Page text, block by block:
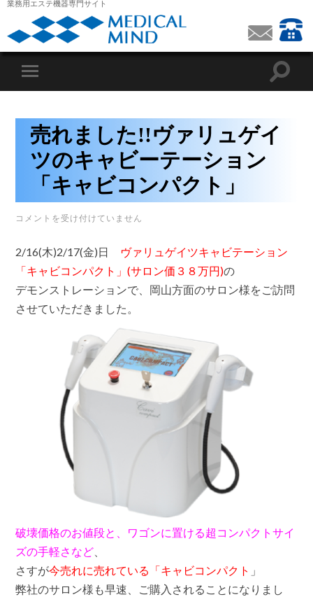
業務用エステ機器専門サイト
売れました!!ヴァリュゲイ
ツのキャビーテーション
「キャビコンパクト」
売
し
た!!
ァ
ュ
ン
パ
ク
は
コメントを受け付けていません
2/16(木)2/17(金)日 ヴァリュゲイツキャビテーション
「キャビコンパクト」(サロン価３８万円)の
デモンストレーションで、岡山方面のサロン様をご訪問
させていただきました。
破壊価格のお値段と、ワゴンに置ける超コンパクトサイ
ズの手軽さなど
さすが今売れに売れている「キャビコンパクト 」
弊社のサロン様も早速、ご購入されることになりまし